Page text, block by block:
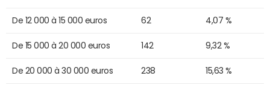
De 12 000 à 15 000 euros 62 4,07 %
De 15 000 à 20 000 euros 142 9,32 %
De 20 000 à 30 000 euros 238 15,63 %